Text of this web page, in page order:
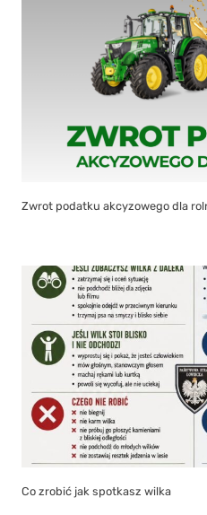
Zwrot podatku akcyzowego dla
Co zrobić jak spotkasz wilka